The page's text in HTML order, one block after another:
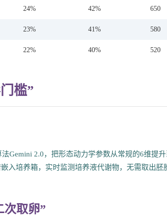
24% 42% 650
23% 41% 580
22% 40% 520
槛”
Gemini 2.0，把形态动力学参数从常规的6维提
入培养箱，实时监测培养液代谢物，无需取出胚
次取卵”